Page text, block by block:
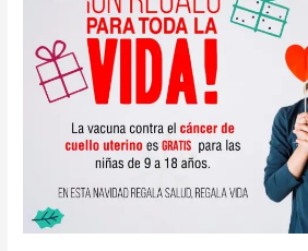
familias
vacunar
años,